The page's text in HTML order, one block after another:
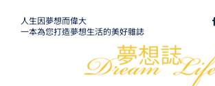
人生因夢想而偉大
一本為您打造夢想生活的美好雜誌